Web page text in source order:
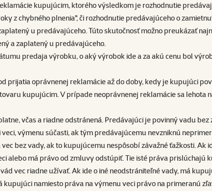
kupujúcim, ktorého výsledkom je rozhodnutie
z chybného plnenia", či rozhodnutie predávajúceho o
u predávajúceho. Túto skutočnosť možno preukázať
a zaplatený u predávajúceho.
predaja výrobku, o aký výrobok ide a za akú cenu bol
prijatia oprávnenej reklamácie až do doby, kedy je kupujúci
kupujúcim. V prípade neoprávnenej reklamácie sa lehota
včas a riadne odstránená. Predávajúci je povinný vadu
výmenu súčasti, ak tým predávajúcemu nevzniknú
bez vady, ak to kupujúcemu nespôsobí závažné ťažkosti.
alebo má právo od zmluvy odstúpiť. Tie isté práva
vec riadne užívať. Ak ide o iné neodstrániteľné vady, má
namiesto práva na výmenu veci právo na primeranú